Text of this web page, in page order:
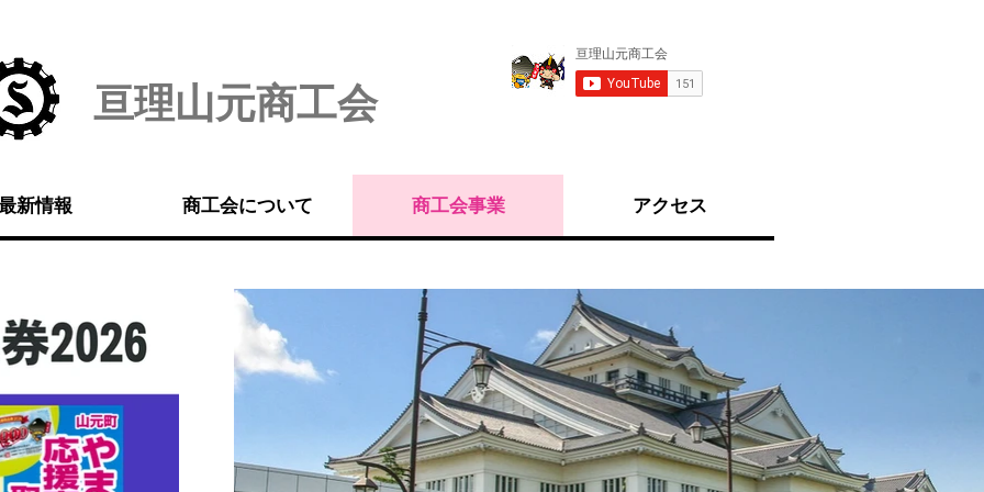
亘理山元商工会
新情報 商工会について 商工会事業 アクセス